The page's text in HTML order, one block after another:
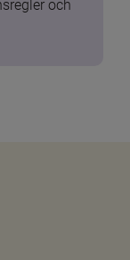
och